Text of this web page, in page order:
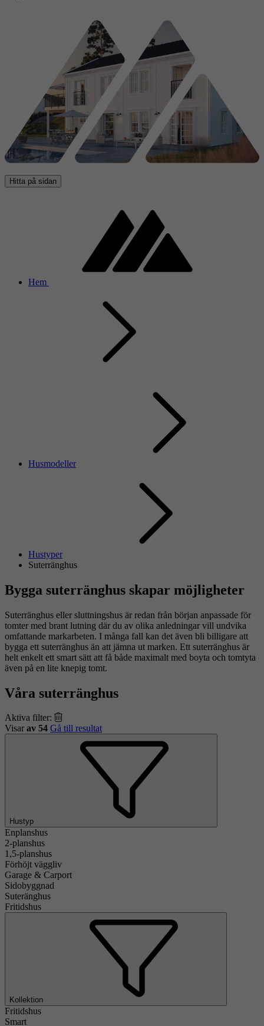
Hitta på sidan
Hem
Husmodeller
Hustyper
Suterränghus
Bygga suterränghus skapar möjligheter
Suterränghus eller sluttningshus är redan från början anpassade för
tomter med brant lutning där du av olika anledningar vill undvika
omfattande markarbeten. I många fall kan det även bli billigare att
bygga ett suterränghus än att jämna ut marken. Ett suterränghus är
helt enkelt ett smart sätt att få både maximalt med boyta och tomtyta
även på en lite knepig tomt.
Våra suterränghus
Aktiva filter:
Visar av 54 Gå till resultat
Hustyp
Enplanshus
2-planshus
1,5-planshus
Förhöjt väggliv
Garage & Carport
Sidobyggnad
Suteränghus
Fritidshus
Kollektion
Fritidshus
Smart